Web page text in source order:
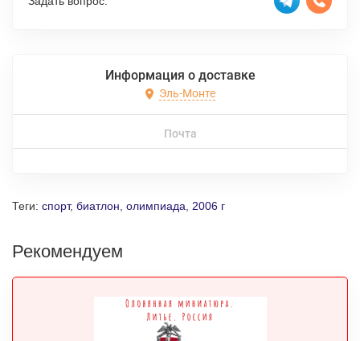
Информация о доставке
Эль-Монте
Почта
Теги: спорт, биатлон олимпиада 2006 г
Рекомендуем